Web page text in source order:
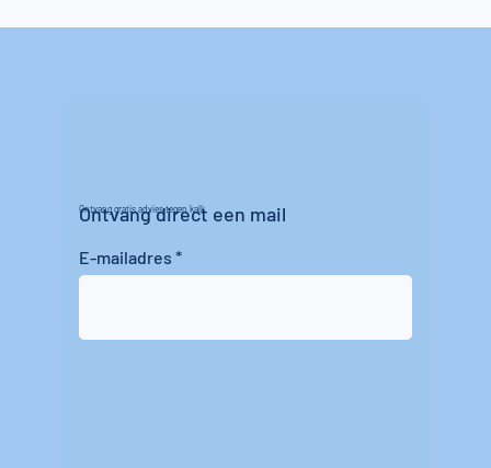
Ontvang gratis advies tegen kalk
Ontvang direct een mail
E-mailadres